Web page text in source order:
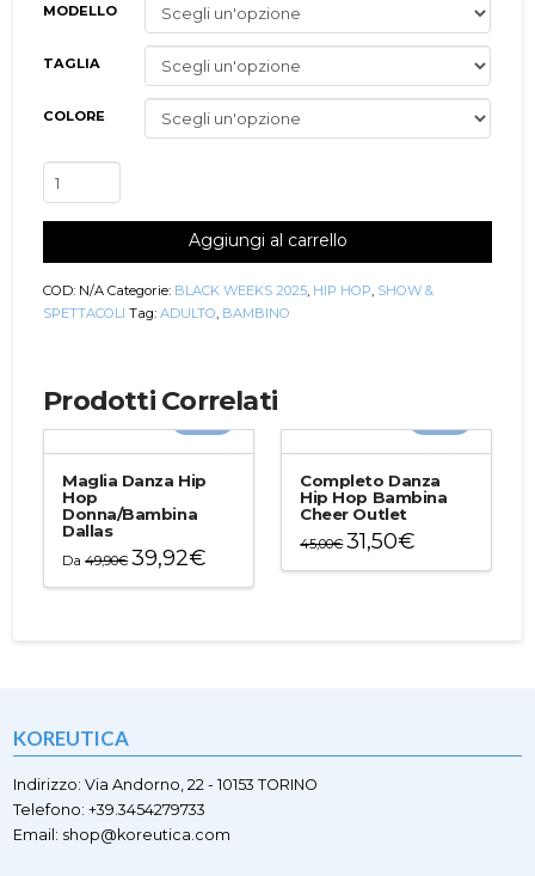
MODELLO
TAGLIA
COLORE
Danza
Uomo/Bambino
Denver
quantità
Aggiungi al carrello
COD: N/A Categorie: BLACK WEEKS 2025, HIP HOP, SHOW &
SPETTACOLI Tag:ADULTO, BAMBINO
Prodotti Correlati
Maglia Danza Hip
Hop
Donna/Bambina
Dallas
Da49,90€ 39,92€
più
possono
essere
scelte
nella
pagina
Completo Danza
Hip Hop Bambina
Cheer Outlet
45,00€ 31,50€
nella
KOREUTICA
Indirizzo: Via Andorno, 22 - 10153 TORINO
Telefono: +39.3454279733
Email: shop@koreutica.com